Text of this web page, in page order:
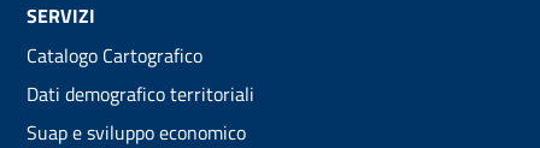
SERVIZI
Catalogo Cartografico
Dati demografico territoriali
Suap e sviluppo economico